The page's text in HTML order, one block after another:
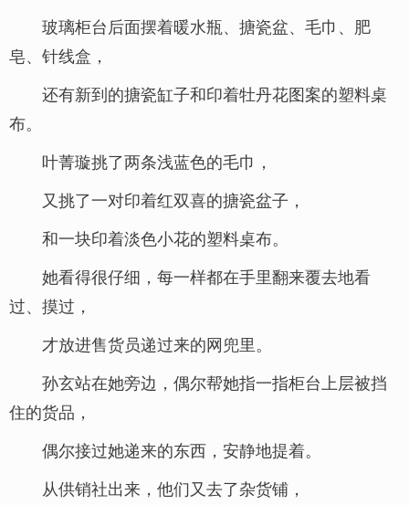
玻璃柜台后面摆着暖水瓶、搪瓷盆、毛巾、肥
皂、针线盒，
还有新到的搪瓷缸子和印着牡丹花图案的塑料桌
布。
叶菁璇挑了两条浅蓝色的毛巾，
又挑了一对印着红双喜的搪瓷盆子，
和一块印着淡色小花的塑料桌布。
她看得很仔细，每一样都在手里翻来覆去地看
过、摸过，
才放进售货员递过来的网兜里。
孙玄站在她旁边，偶尔帮她指一指柜台上层被挡
住的货品，
偶尔接过她递来的东西，安静地提着。
从供销社出来，他们又去了杂货铺，